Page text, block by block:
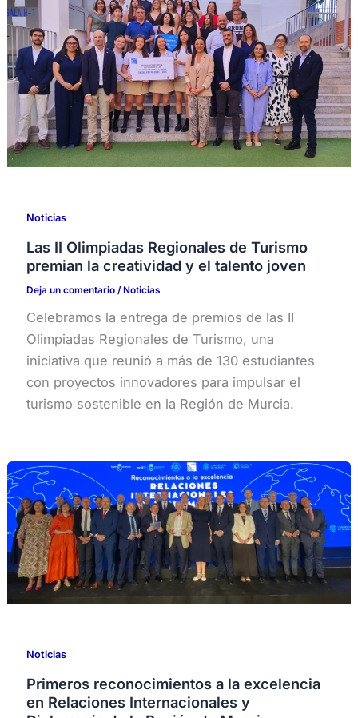
Noticias
Las II Olimpiadas Regionales de Turismo
premian la creatividad y el talento joven
Deja un comentario / Noticias
Celebramos la entrega de premios de las II
Olimpiadas Regionales de Turismo, una
iniciativa que reunió a más de 130 estudiantes
con proyectos innovadores para impulsar el
turismo sostenible en la Región de Murcia.
Noticias
Primeros reconocimientos a la excelencia
en Relaciones Internacionales y